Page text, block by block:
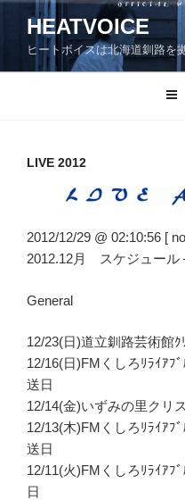
ン
HEATVOICE
ヒートボイスは北海道釧路を
LIVE 2012
2012/12/29 @ 02:10:56 [
2012.12月 スケジュール
General
12/23(日)道立釧路芸術館
12/16(日)FMくしろﾘﾗｲｱﾌ
送日
12/14(金)いずみの里クリ
12/13(木)FMくしろﾘﾗｲｱﾌ
送日
12/11(火)FMくしろﾘﾗｲｱﾌ
日